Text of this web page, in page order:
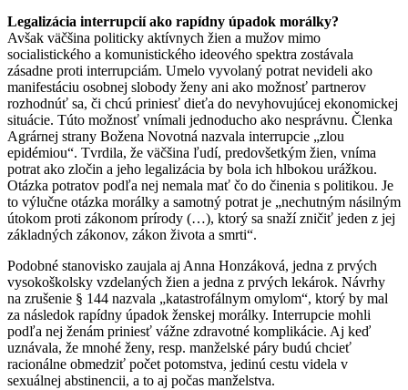
Legalizácia interrupcií ako rapídny úpadok morálky?
Avšak väčšina politicky aktívnych žien a mužov mimo
socialistického a komunistického ideového spektra zostávala
zásadne proti interrupciám. Umelo vyvolaný potrat nevideli ako
manifestáciu osobnej slobody ženy ani ako možnosť partnerov
rozhodnúť sa, či chcú priniesť dieťa do nevyhovujúcej ekonomickej
situácie. Túto možnosť vnímali jednoducho ako nesprávnu. Členka
Agrárnej strany Božena Novotná nazvala interrupcie „zlou
epidémiou“. Tvrdila, že väčšina ľudí, predovšetkým žien, vníma
potrat ako zločin a jeho legalizácia by bola ich hlbokou urážkou.
Otázka potratov podľa nej nemala mať čo do činenia s politikou. Je
to výlučne otázka morálky a samotný potrat je „nechutným násilným
útokom proti zákonom prírody (…), ktorý sa snaží zničiť jeden z jej
základných zákonov, zákon života a smrti“.
Podobné stanovisko zaujala aj Anna Honzáková, jedna z prvých
vysokoškolsky vzdelaných žien a jedna z prvých lekárok. Návrhy
na zrušenie § 144 nazvala „katastrofálnym omylom“, ktorý by mal
za následok rapídny úpadok ženskej morálky. Interrupcie mohli
podľa nej ženám priniesť vážne zdravotné komplikácie. Aj keď
uznávala, že mnohé ženy, resp. manželské páry budú chcieť
racionálne obmedziť počet potomstva, jedinú cestu videla v
sexuálnej abstinencii, a to aj počas manželstva.